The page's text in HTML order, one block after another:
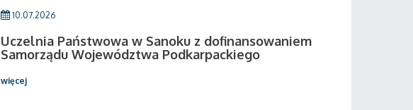
10.07.2026
Uczelnia Państwowa w Sanoku z dofinansowaniem
Samorządu Województwa Podkarpackiego
więcej